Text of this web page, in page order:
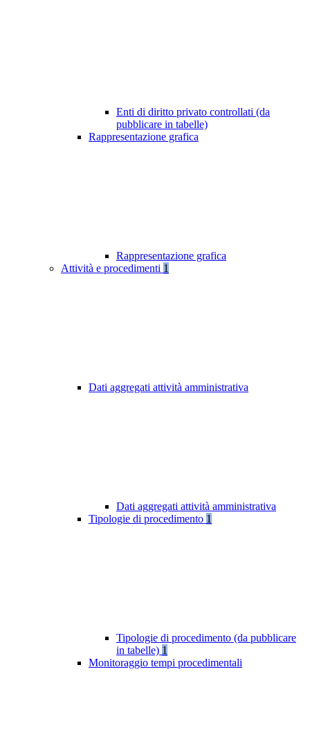
Enti di diritto privato controllati (da
pubblicare in tabelle)
Rappresentazione grafica
Rappresentazione grafica
Attività e procedimenti 1
Dati aggregati attività amministrativa
Dati aggregati attività amministrativa
Tipologie di procedimento 1
Tipologie di procedimento (da pubblicare
in tabelle) 1
Monitoraggio tempi procedimentali